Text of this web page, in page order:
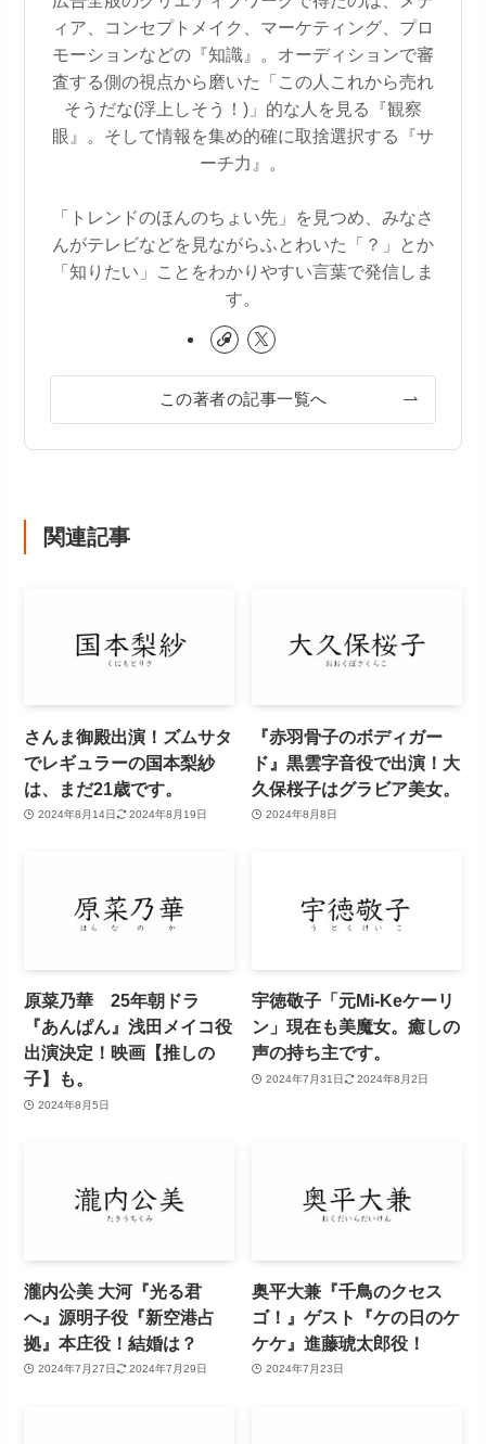
ィア、コンセプトメイク、マーケティング、プロ
モーションなどの『知識』。オーディションで審
査する側の視点から磨いた「この人これから売れ
そうだな(浮上しそう！)」的な人を見る『観察
眼』。そして情報を集め的確に取捨選択する『サ
ーチ力』。
「トレンドのほんのちょい先」を見つめ、みなさ
んがテレビなどを見ながらふとわいた「？」とか
「知りたい」ことをわかりやすい言葉で発信しま
す。
この著者の記事一覧へ
関連記事
さんま御殿出演！ズムサタ
でレギュラーの国本梨紗
は、まだ21歳です。
2024年8月14日 2024年8月19日
『赤羽骨子のボディガー
ド』黒雲字音役で出演！大
久保桜子はグラビア美女。
2024年8月8日
原菜乃華 25年朝ドラ
『あんぱん』浅田メイコ役
出演決定！映画【推しの
子】も。
2024年8月5日
宇徳敬子「元Mi-Keケーリ
ン」現在も美魔女。癒しの
声の持ち主です。
2024年7月31日 2024年8月2日
瀧内公美 大河『光る君
へ』源明子役『新空港占
拠』本庄役！結婚は？
2024年7月27日 2024年7月29日
奥平大兼『千鳥のクセス
ゴ！』ゲスト『ケの日のケ
ケケ』進藤琥太郎役！
2024年7月23日